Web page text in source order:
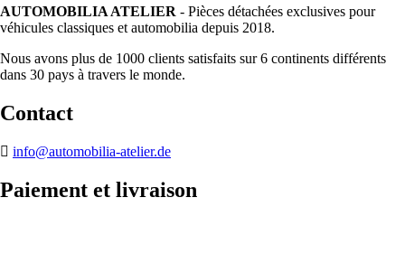
AUTOMOBILIA ATELIER - Pièces détachées exclusives pour
véhicules classiques et automobilia depuis 2018.
Nous avons plus de 1000 clients satisfaits sur 6 continents différents
dans 30 pays à travers le monde.
Contact
info@automobilia-atelier.de
Paiement et livraison